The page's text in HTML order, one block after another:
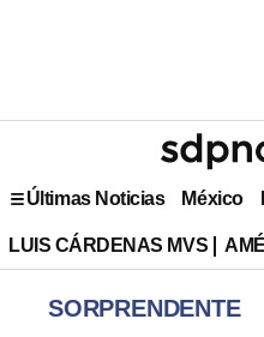
Últimas Noticias México
LUIS CÁRDENAS MVS
SORPRENDENTE